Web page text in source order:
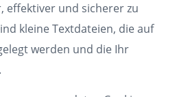
effektiver und sicherer zu
kleine Textdateien, die auf
werden und die Ihr